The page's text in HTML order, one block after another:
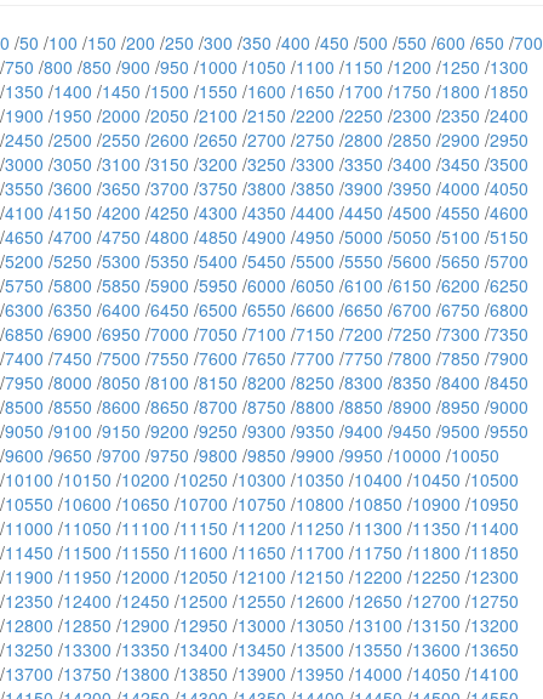
0 /50 /100 /150 /200 /250 /300 /350 /400 /450 /500 /550 /600 /650 /700
/750 /800 /850 /900 /950 /1000 /1050 /1100 /1150 /1200 /1250 /1300
/1350 /1400 /1450 /1500 /1550 /1600 /1650 /1700 /1750 /1800 /1850
/1900 /1950 /2000 /2050 /2100 /2150 /2200 /2250 /2300 /2350 /2400
/2450 /2500 /2550 /2600 /2650 /2700 /2750 /2800 /2850 /2900 /2950
/3000 /3050 /3100 /3150 /3200 /3250 /3300 /3350 /3400 /3450 /3500
/3550 /3600 /3650 /3700 /3750 /3800 /3850 /3900 /3950 /4000 /4050
/4100 /4150 /4200 /4250 /4300 /4350 /4400 /4450 /4500 /4550 /4600
/4650 /4700 /4750 /4800 /4850 /4900 /4950 /5000 /5050 /5100 /5150
/5200 /5250 /5300 /5350 /5400 /5450 /5500 /5550 /5600 /5650 /5700
/5750 /5800 /5850 /5900 /5950 /6000 /6050 /6100 /6150 /6200 /6250
/6300 /6350 /6400 /6450 /6500 /6550 /6600 /6650 /6700 /6750 /6800
/6850 /6900 /6950 /7000 /7050 /7100 /7150 /7200 /7250 /7300 /7350
/7400 /7450 /7500 /7550 /7600 /7650 /7700 /7750 /7800 /7850 /7900
/7950 /8000 /8050 /8100 /8150 /8200 /8250 /8300 /8350 /8400 /8450
/8500 /8550 /8600 /8650 /8700 /8750 /8800 /8850 /8900 /8950 /9000
/9050 /9100 /9150 /9200 /9250 /9300 /9350 /9400 /9450 /9500 /9550
/9600 /9650 /9700 /9750 /9800 /9850 /9900 /9950 /10000 /10050
/10100 /10150 /10200 /10250 /10300 /10350 /10400 /10450 /10500
/10550 /10600 /10650 /10700 /10750 /10800 /10850 /10900 /10950
/11000 /11050 /11100 /11150 /11200 /11250 /11300 /11350 /11400
/11450 /11500 /11550 /11600 /11650 /11700 /11750 /11800 /11850
/11900 /11950 /12000 /12050 /12100 /12150 /12200 /12250 /12300
/12350 /12400 /12450 /12500 /12550 /12600 /12650 /12700 /12750
/12800 /12850 /12900 /12950 /13000 /13050 /13100 /13150 /13200
/13250 /13300 /13350 /13400 /13450 /13500 /13550 /13600 /13650
/13700 /13750 /13800 /13850 /13900 /13950 /14000 /14050 /14100